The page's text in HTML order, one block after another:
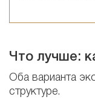
Что лучше:
Оба варианта
структуре.